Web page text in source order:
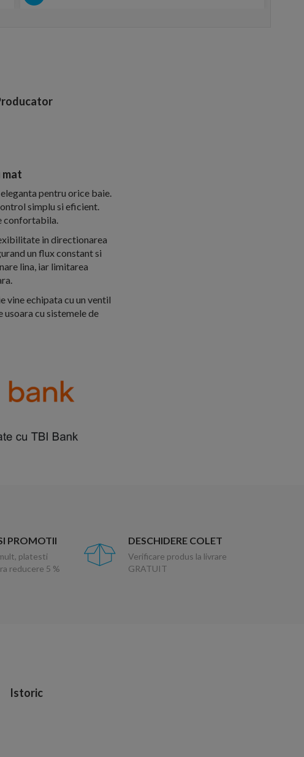
mat
pentru orice baie.
simplu si eficient.
confortabila.
in directionarea
un flux constant si
lina, iar limitarea
vine echipata cu un ventil
cu sistemele de
PROMOTII
platesti
reducere 5 %
DESCHIDERE COLET
Verificare produs la livrare
GRATUIT
Istoric